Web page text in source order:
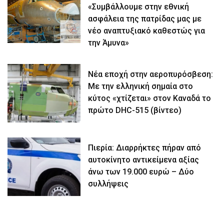
«Συμβάλλουμε στην εθνική
ασφάλεια της πατρίδας μας με
νέο αναπτυξιακό καθεστώς για
την Άμυνα»
Νέα εποχή στην αεροπυρόσβεση:
Με την ελληνική σημαία στο
κύτος «χτίζεται» στον Καναδά το
πρώτο DHC-515 (βίντεο)
Πιερία: Διαρρήκτες πήραν από
αυτοκίνητο αντικείμενα αξίας
άνω των 19.000 ευρώ – Δύο
συλλήψεις